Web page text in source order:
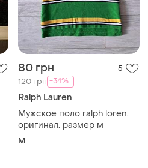
80 грн 5
120 грн -34%
Ralph Lauren
Мужское поло ralph loren.
оригинал. размер м
M